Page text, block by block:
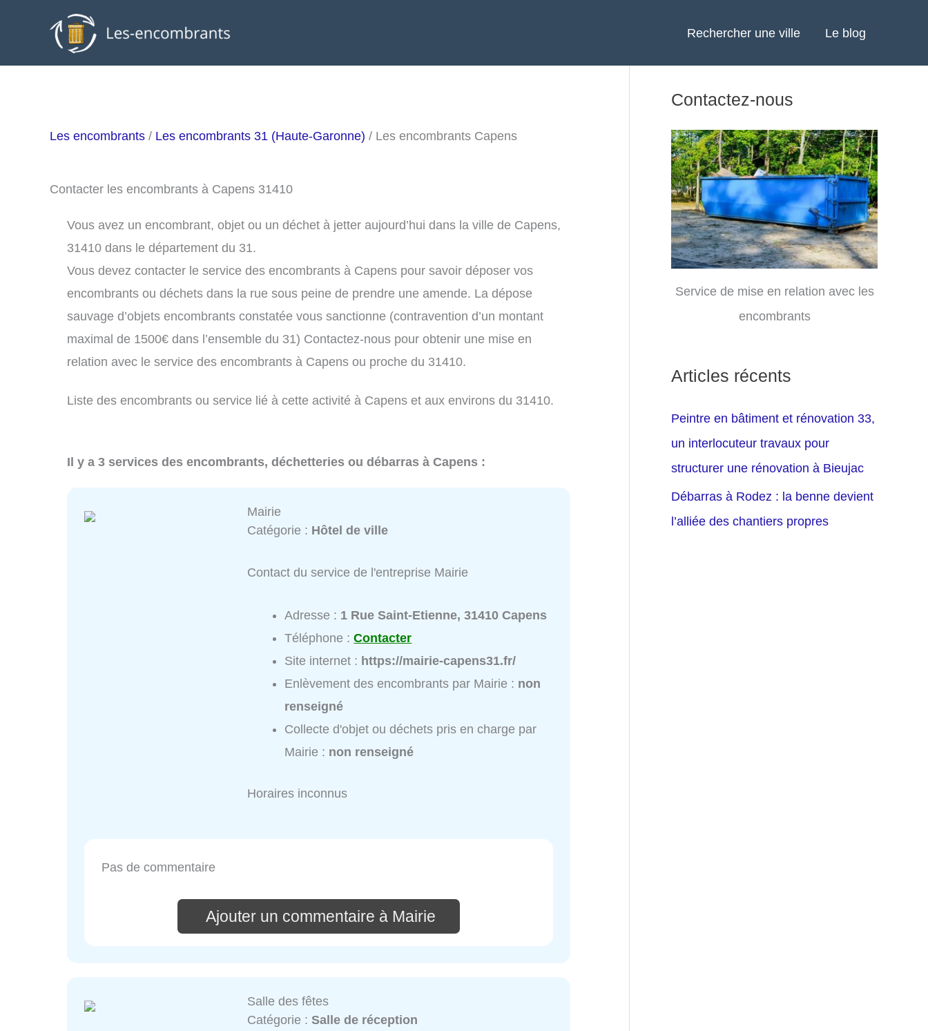
Rechercher une ville Le blog
Les encombrants / Les encombrants 31 (Haute-Garonne) / Les encombrants Capens
Contacter les encombrants à Capens 31410
Vous avez un encombrant, objet ou un déchet à jetter aujourd’hui dans la ville de Capens,
31410 dans le département du 31.
Vous devez contacter le service des encombrants à Capens pour savoir déposer vos
encombrants ou déchets dans la rue sous peine de prendre une amende. La dépose
sauvage d’objets encombrants constatée vous sanctionne (contravention d’un montant
maximal de 1500€ dans l’ensemble du 31) Contactez-nous pour obtenir une mise en
relation avec le service des encombrants à Capens ou proche du 31410.
Liste des encombrants ou service lié à cette activité à Capens et aux environs du 31410.
Il y a 3 services des encombrants, déchetteries ou débarras à Capens :
Mairie
Catégorie : Hôtel de ville
Contact du service de l'entreprise Mairie
Adresse : 1 Rue Saint-Etienne, 31410 Capens
Téléphone :Contacter
Site internet : https://mairie-capens31.fr/
Enlèvement des encombrants par Mairie : non
renseigné
Collecte d'objet ou déchets pris en charge par
Mairie : non renseigné
Horaires inconnus
Pas de commentaire
Ajouter un commentaire à Mairie
Salle des fêtes
Catégorie :Salle de réception
Contactez-nous
Service de mise en relation avec les
encombrants
Articles récents
Peintre en bâtiment et rénovation 33,
un interlocuteur travaux pour
structurer une rénovation à Bieujac
Débarras à Rodez : la benne devient
l’alliée des chantiers propres